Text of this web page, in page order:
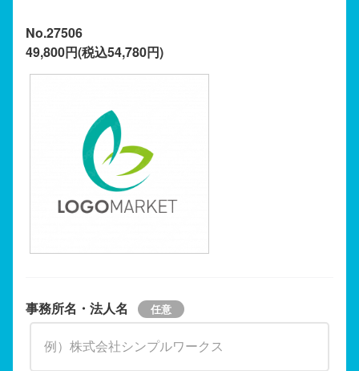
No.27506
49,800円(税込54,780円)
事務所名・法人名